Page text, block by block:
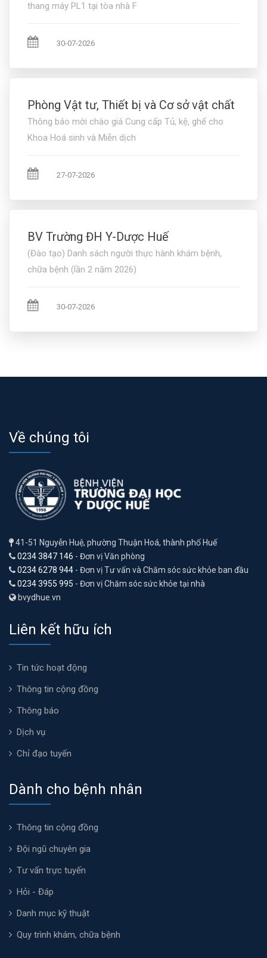
thang máy PL1 tại tòa nhà F
30-07-2026
Phòng Vật tư, Thiết bị và Cơ sở vật chất
Thông báo mời chào giá Cung cấp Tủ, kệ, ghế cho
Khoa Hoá sinh và Miễn dịch
27-07-2026
BV Trường ĐH Y-Dược Huế
(Đào tạo) Danh sách người thực hành khám bệnh,
chữa bệnh (lần 2 năm 2026)
30-07-2026
Về chúng tôi
41-51 Nguyễn Huệ, phường Thuận Hoá, thành phố Huế
0234 3847 146 - Đơn vị Văn phòng
0234 6278 944 - Đơn vị Tư vấn và Chăm sóc sức khỏe ban đầu
0234 3955 995 - Đơn vị Chăm sóc sức khỏe tại nhà
bvydhue.vn
Liên kết hữu ích
Tin tức hoạt động
Thông tin cộng đồng
Thông báo
Dịch vụ
Chỉ đạo tuyến
Dành cho bệnh nhân
Thông tin cộng đồng
Đội ngũ chuyên gia
Tư vấn trực tuyến
Hỏi - Đáp
Danh mục kỹ thuật
Quy trình khám, chữa bệnh